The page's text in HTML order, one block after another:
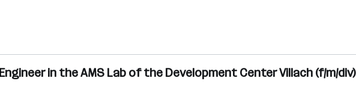
in the AMS Lab of the Development Center Villach (f/m/div)